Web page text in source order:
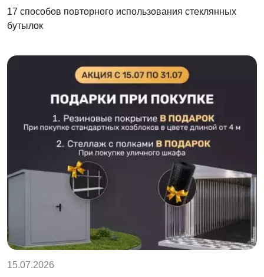
17 способов повторного использования стеклянных
бутылок
15.07.2026